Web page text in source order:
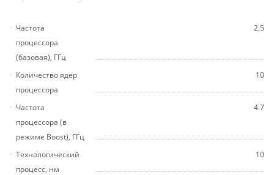
Частота
процессора
(базовая), ГГц
2.5
Количество ядер
процессора
10
Частота
процессора (в
режиме Boost), ГГц
4.7
Технологический
процесс, нм
10